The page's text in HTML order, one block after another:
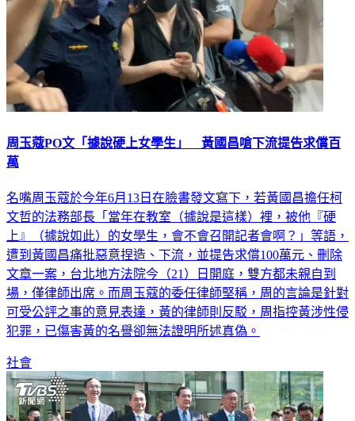
周玉蔻PO文「據說硬上女學生」 黃國昌嗆下流提告求償百
萬
名嘴周玉蔻於今年6月13日在臉書發文寫下，若黃國昌擔任柯
文哲的法務部長「當年在教室（據說是這樣）裡，被他『硬
上』（據說如此）的女學生，會不會召開記者會啊？」等語，
遭到黃國昌痛批惡意捏造、下流，並提告求償100萬元、刪除
文章一案，台北地方法院今（21）日開庭，雙方都未親自到
場，僅律師出席。而周玉蔻的委任律師堅稱，周的言論是針對
可受公評之事的意見表達，黃的律師則反駁，周指控黃涉性侵
犯罪，已傷害黃的名譽卻無法證明所述真偽。
社會